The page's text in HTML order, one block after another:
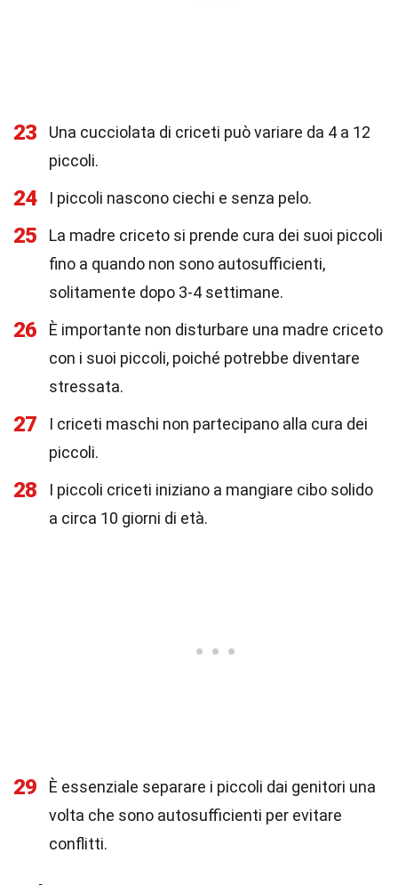
23
Una cucciolata di criceti può variare da 4 a 12
piccoli.
24 I piccoli nascono ciechi e senza pelo.
25
La madre criceto si prende cura dei suoi piccoli
fino a quando non sono autosufficienti,
solitamente dopo 3-4 settimane.
26
È importante non disturbare una madre criceto
con i suoi piccoli, poiché potrebbe diventare
stressata.
27
I criceti maschi non partecipano alla cura dei
piccoli.
28
I piccoli criceti iniziano a mangiare cibo solido
a circa 10 giorni di età.
29
È essenziale separare i piccoli dai genitori una
volta che sono autosufficienti per evitare
conflitti.